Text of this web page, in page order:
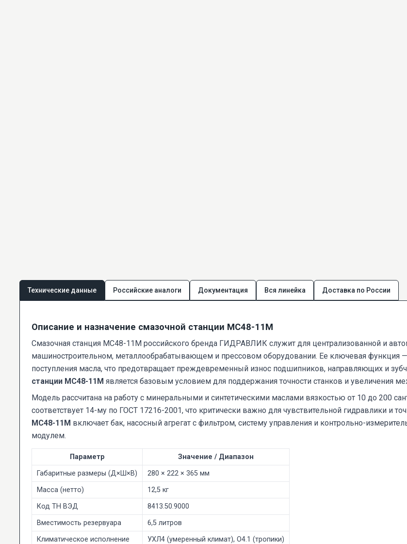
Технические данные Российские аналоги Документация Вся линейка Доставка по России
Описание и назначение смазочной станции МС48-11М
Смазочная станция МС48-11М российского бренда ГИДРАВЛИК служит для централизованной и
машиностроительном, металлообрабатывающем и прессовом оборудовании. Ее ключевая функция
поступления масла, что предотвращает преждевременный износ подшипников, направляющих и
станции МС48-11М является базовым условием для поддержания точности станков и увеличения
Модель рассчитана на работу с минеральными и синтетическими маслами вязкостью от 10 до 200
соответствует 14-му по ГОСТ 17216-2001, что критически важно для чувствительной гидравлики и
МС48-11М включает бак, насосный агрегат с фильтром, систему управления и контрольно-
модулем.
Параметр
Значение / Диапазон
Габаритные размеры (Д×Ш×В)
280 × 222 × 365 мм
Масса (нетто)
12,5 кг
Код ТН ВЭД
8413.50.9000
Вместимость резервуара
6,5 литров
Климатическое исполнение
УХЛ4 (умеренный климат), О4.1 (тропики)